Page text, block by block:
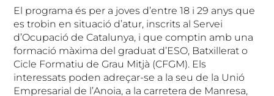
El programa és per a joves d’entre 18 i 29 anys que
es trobin en situació d’atur, inscrits al Servei
d’Ocupació de Catalunya, i que comptin amb una
formació màxima del graduat d’ESO, Batxillerat o
Cicle Formatiu de Grau Mitjà (CFGM). Els
interessats poden adreçar-se a la seu de la Unió
Empresarial de l’Anoia, a la carretera de Manresa,